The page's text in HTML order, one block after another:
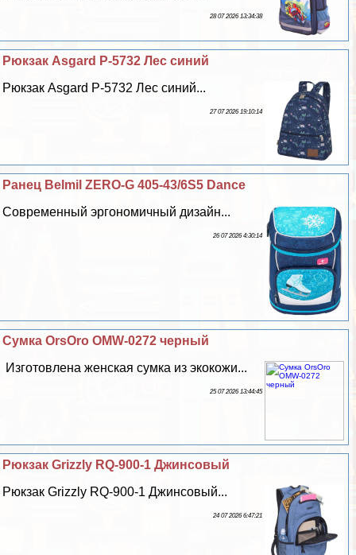
28 07 2026 13:34:38
Рюкзак Asgard Р-5732 Лес синий
Рюкзак Asgard Р-5732 Лес синий...
27 07 2026 19:10:14
Ранец Belmil ZERO-G 405-43/6S5 Dance
Современный эргономичный дизайн...
26 07 2026 4:30:14
Сумка OrsOro OMW-0272 черный
Изготовлена женская сумка из экокожи...
25 07 2026 13:44:45
Рюкзак Grizzly RQ-900-1 Джинсовый
Рюкзак Grizzly RQ-900-1 Джинсовый...
24 07 2026 6:47:21